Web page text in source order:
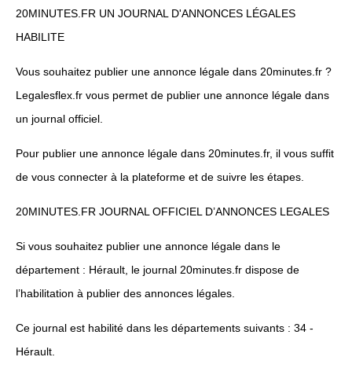
20MINUTES.FR UN JOURNAL D'ANNONCES LÉGALES
HABILITE
Vous souhaitez publier une annonce légale dans 20minutes.fr ?
Legalesflex.fr vous permet de publier une annonce légale dans
un journal officiel.
Pour publier une annonce légale dans 20minutes.fr, il vous suffit
de vous connecter à la plateforme et de suivre les étapes.
20MINUTES.FR JOURNAL OFFICIEL D’ANNONCES LEGALES
Si vous souhaitez publier une annonce légale dans le
département : Hérault, le journal 20minutes.fr dispose de
l’habilitation à publier des annonces légales.
Ce journal est habilité dans les départements suivants : 34 -
Hérault.